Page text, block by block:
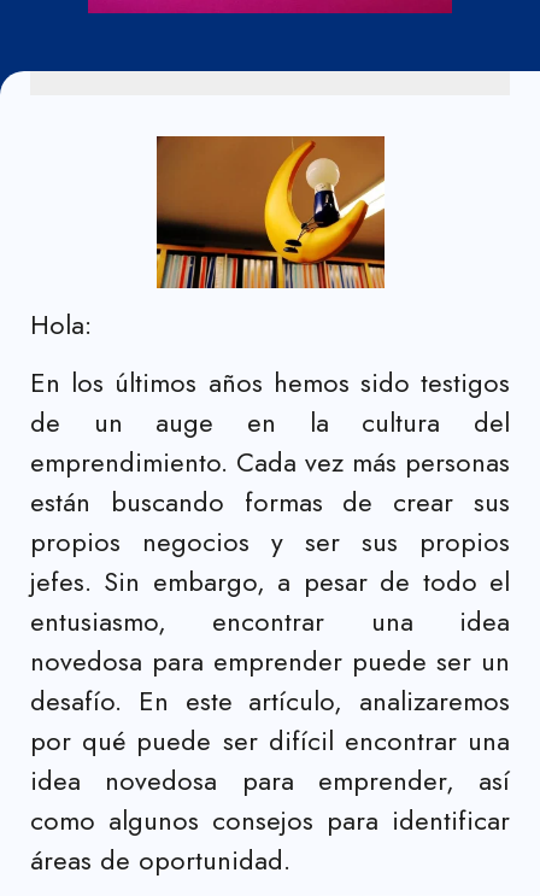
Hola:
En los últimos años hemos sido testigos
de un auge en la cultura del
emprendimiento. Cada vez más personas
están buscando formas de crear sus
propios negocios y ser sus propios
jefes. Sin embargo, a pesar de todo el
entusiasmo, encontrar una idea
novedosa para emprender puede ser un
desafío. En este artículo, analizaremos
por qué puede ser difícil encontrar una
idea novedosa para emprender, así
como algunos consejos para identificar
áreas de oportunidad.